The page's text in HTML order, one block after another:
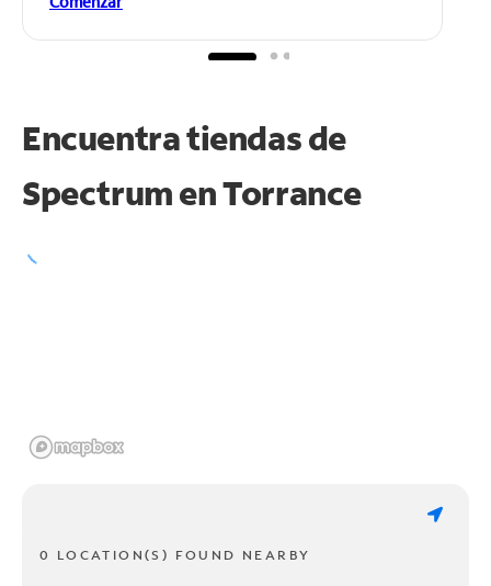
Encuentra tiendas de
Spectrum enTorrance
0 LOCATION(S) FOUND NEARBY